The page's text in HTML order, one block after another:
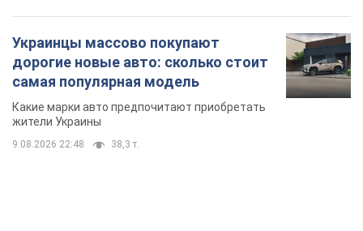
Украинцы массово покупают
дорогие новые авто: сколько стоит
самая популярная модель
Какие марки авто предпочитают приобретать
жители Украины
9.08.2026 22:48 38,3 т.